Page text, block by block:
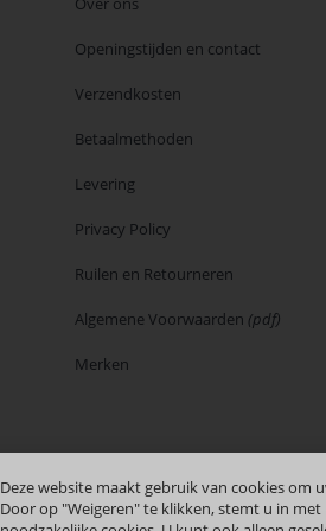
Openingstijden en contact
Verzendkosten
Betaalmethoden
Levering
Privacy Policy
Ruilen en Retourneren
Algemene Voorwaarden (pdf)
Merken
Deze website maakt gebruik van cookies om
Door op "Weigeren" te klikken, stemt u in